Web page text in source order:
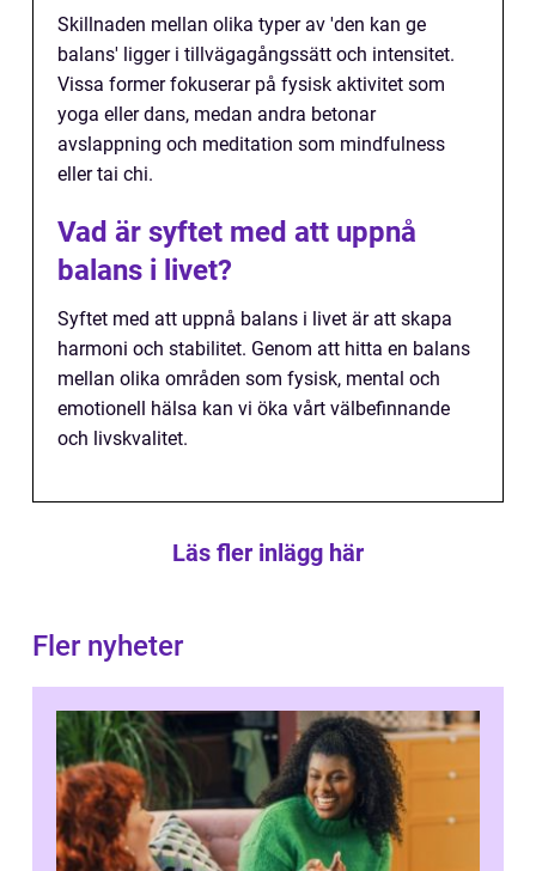
Skillnaden mellan olika typer av 'den kan ge
balans' ligger i tillvägagångssätt och intensitet.
Vissa former fokuserar på fysisk aktivitet som
yoga eller dans, medan andra betonar
avslappning och meditation som mindfulness
eller tai chi.
Vad är syftet med att uppnå
balans i livet?
Syftet med att uppnå balans i livet är att skapa
harmoni och stabilitet. Genom att hitta en balans
mellan olika områden som fysisk, mental och
emotionell hälsa kan vi öka vårt välbefinnande
och livskvalitet.
Läs fler inlägg här
Fler nyheter